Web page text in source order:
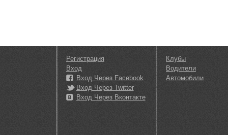
Регистрация
Вход
Вход Через Facebook
Вход Через Twitter
Вход Через Вконтакте
Клубы
Водители
Автомобили